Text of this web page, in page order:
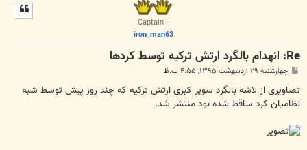
Captain II
iron_man63
Re: انهدام بالگرد ارتش ترکیه توسط کردها
س
ت
چهارشنبه ۲۹ اردیبهشت ۱۳۹۵, ۴:۵۵ ب.ظ
تصاویری از لاشه بالگرد سوپر کبری ارتش ترکیه که چند روز پیش توسط شبه
نظامیان کرد ساقط شده بود منتشر شد.